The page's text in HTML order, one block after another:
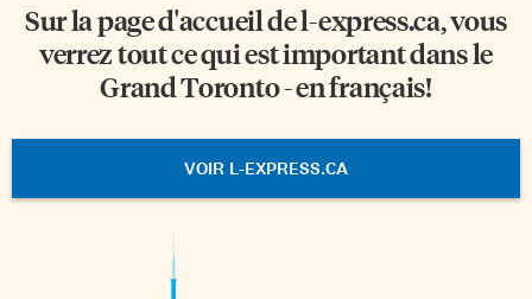
Sur la page d'accueil del-express.ca, vous
verrez tout ce qui est important dans le
Grand Toronto - en français!
VOIR L-EXPRESS.CA